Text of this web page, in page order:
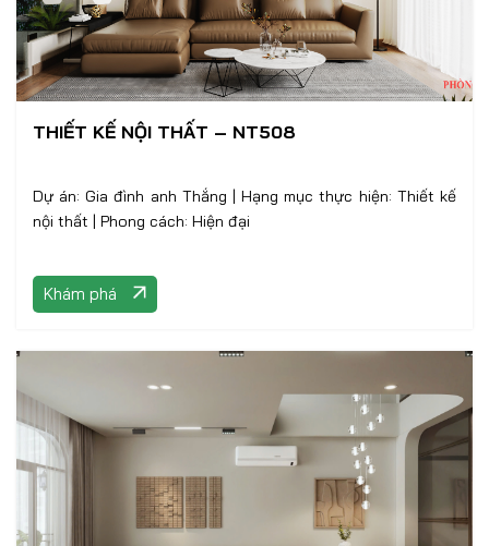
THIẾT KẾ NỘI THẤT – NT508
Dự án: Gia đình anh Thắng | Hạng mục thực hiện: Thiết kế
nội thất | Phong cách: Hiện đại
Khám phá